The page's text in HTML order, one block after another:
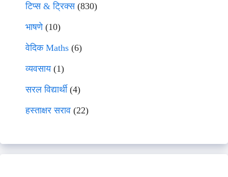
टिप्स & ट्रिक्स(830)
भाषणे(10)
वेदिक Maths (6)
व्यवसाय(1)
सरल विद्यार्थी(4)
हस्ताक्षर सराव (22)